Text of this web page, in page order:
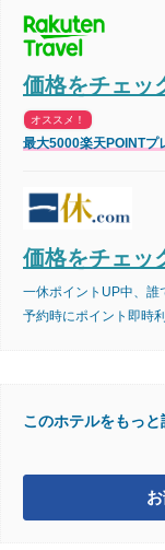
価格をチェッ
オススメ！
最大5000楽天POINTプ
価格をチェッ
一休ポイントUP中、誰
予約時にポイント即時
このホテルをもっと